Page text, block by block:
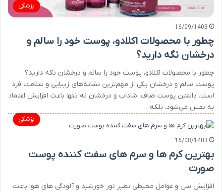
پزشکی
16/09/1403
چطور با محصولات اکلادو، پوست خود را سالم و
درخشان نگه دارید؟
چطور با محصولات اکلادو، پوست خود را سالم و درخشان نگه دارید؟
پوست سالم و درخشان یکی از مهم‌ترین نشانه‌های زیبایی و سلامت فرد
است. داشتن پوست صاف، شاداب و درخشان نه تنها باعث افزایش اعتماد
به نفس می‌شود، بلکه…
پزشکی
16/08/1403
بهترین کرم ها و سرم های سفت کننده پوست
صورت
افزایش سن و عوامل محیطی نظیر نور خورشید و آلودگی های هوا باعث